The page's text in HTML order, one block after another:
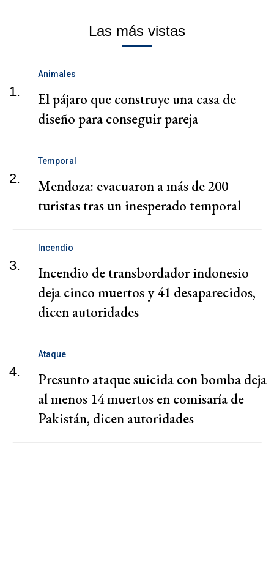
Las más vistas
1.
Animales
El pájaro que construye una casa de
diseño para conseguir pareja
2.
Temporal
Mendoza: evacuaron a más de 200
turistas tras un inesperado temporal
3.
Incendio
Incendio de transbordador indonesio
deja cinco muertos y 41 desaparecidos,
dicen autoridades
4.
Ataque
Presunto ataque suicida con bomba deja
al menos 14 muertos en comisaría de
Pakistán, dicen autoridades